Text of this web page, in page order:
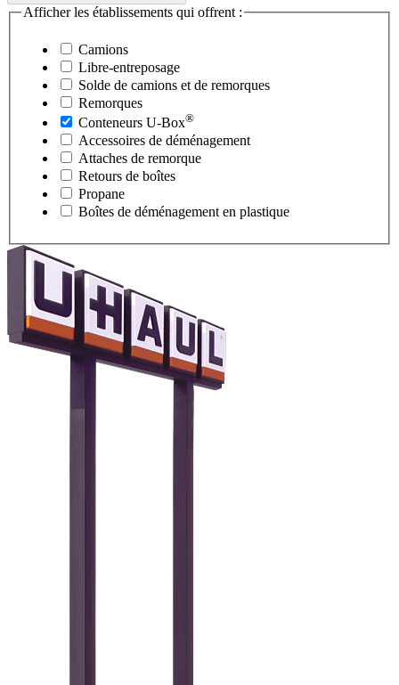
Afficher les établissements qui offrent :
Camions
Libre-entreposage
Solde de camions et de remorques
Remorques
Conteneurs U-Box®
Accessoires de déménagement
Attaches de remorque
Retours de boîtes
Propane
Boîtes de déménagement en plastique